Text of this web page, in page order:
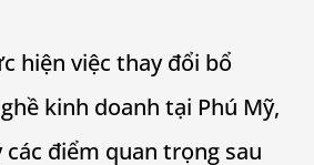
hiện việc thay đổi bổ
kinh doanh tại Phú Mỹ,
điểm quan trọng sau